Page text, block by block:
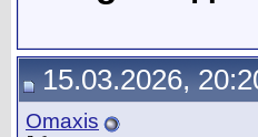
15.03.2026,
Omaxis